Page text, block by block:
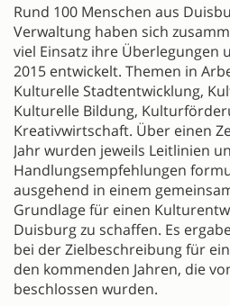
Rund 100 Menschen aus
Verwaltung haben sich
viel Einsatz ihre Überlegungen
2015 entwickelt. Themen in
Kulturelle Stadtentwicklung,
Kulturelle Bildung,
Kreativwirtschaft. Über einen
Jahr wurden jeweils Leitlinien
Handlungsempfehlungen
ausgehend in einem
Grundlage für einen
Duisburg zu schaffen. Es
bei der Zielbeschreibung für
den kommenden Jahren, die
beschlossen wurden.